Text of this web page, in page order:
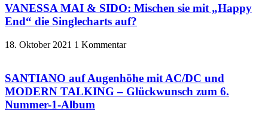
VANESSA MAI & SIDO: Mischen sie mit „Happy
End“ die Singlecharts auf?
18. Oktober 2021 1 Kommentar
SANTIANO auf Augenhöhe mit AC/DC und
MODERN TALKING – Glückwunsch zum 6.
Nummer-1-Album